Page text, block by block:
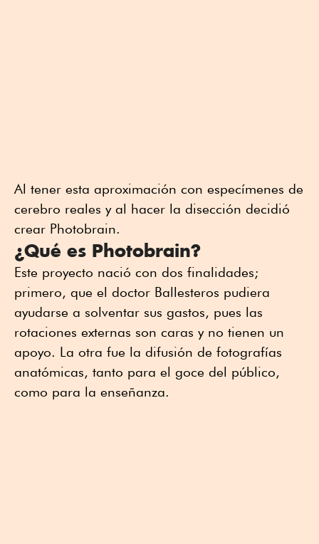
Al tener esta aproximación con especímenes de
cerebro reales y al hacer la disección decidió
crear Photobrain.
¿Qué es Photobrain?
Este proyecto nació con dos finalidades;
primero, que el doctor Ballesteros pudiera
ayudarse a solventar sus gastos, pues las
rotaciones externas son caras y no tienen un
apoyo. La otra fue la difusión de fotografías
anatómicas, tanto para el goce del público,
como para la enseñanza.